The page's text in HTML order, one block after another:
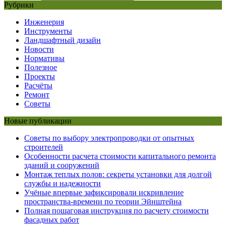
Рубрики
Инженерия
Инструменты
Ландшафтный дизайн
Новости
Нормативы
Полезное
Проекты
Расчёты
Ремонт
Советы
Новые публикации
Советы по выбору электропроводки от опытных
строителей
Особенности расчета стоимости капитального ремонта
зданий и сооружений
Монтаж теплых полов: секреты установки для долгой
службы и надежности
Учёные впервые зафиксировали искривление
пространства-времени по теории Эйнштейна
Полная пошаговая инструкция по расчету стоимости
фасадных работ